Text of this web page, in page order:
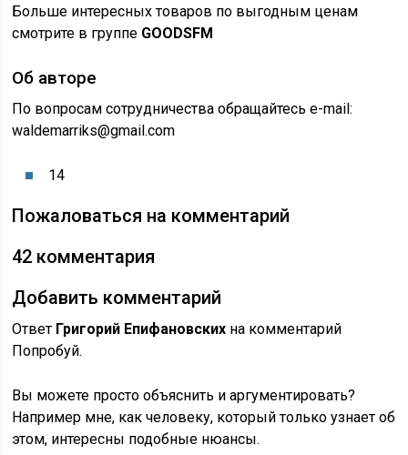
Больше интересных товаров по выгодным ценам
смотрите в группе GOODSFM
Об авторе
По вопросам сотрудничества обращайтесь e-mail:
waldemarriks@gmail.com
14
Пожаловаться на комментарий
42 комментария
Добавить комментарий
Ответ Григорий Епифановских на комментарий
Попробуй.
Вы можете просто объяснить и аргументировать?
Например мне, как человеку, который только узнает об
этом, интересны подобные нюансы.